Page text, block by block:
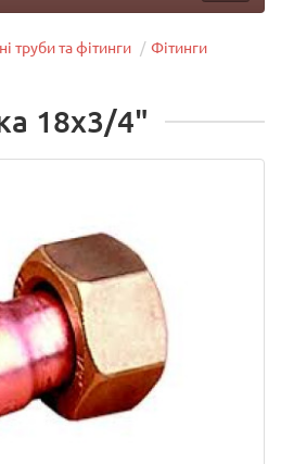
труби та фітинги
Фітинги
18х3/4"